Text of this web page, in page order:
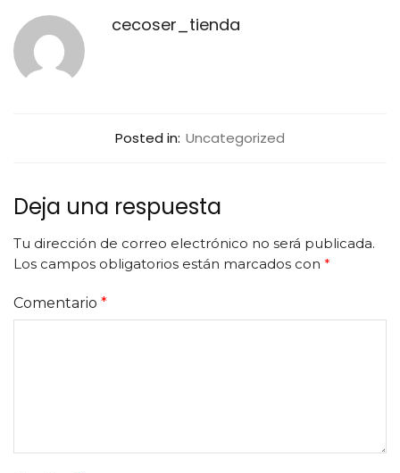
cecoser_tienda
Posted in: Uncategorized
Deja una respuesta
Tu dirección de correo electrónico no será publicada.
Los campos obligatorios están marcados con *
Comentario *